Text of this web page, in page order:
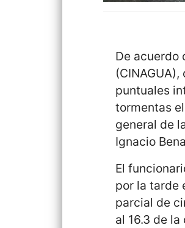
De acuerdo
puntuales
tormentas
general de
Ignacio
El
por la tarde
parcial de
al 16.3 de